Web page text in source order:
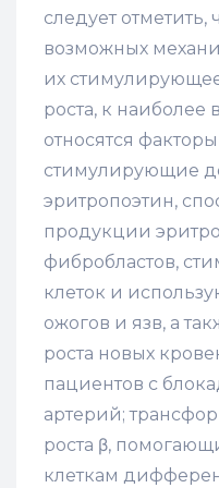
следует отметить,
возможных
их
роста, к
относятся
стимулирующие
эритропоэтин,
продукции
фиб­робластов,
клеток и
ожогов и язв, а
роста новых
пациентов с
артерий;
роста β,
клеткам